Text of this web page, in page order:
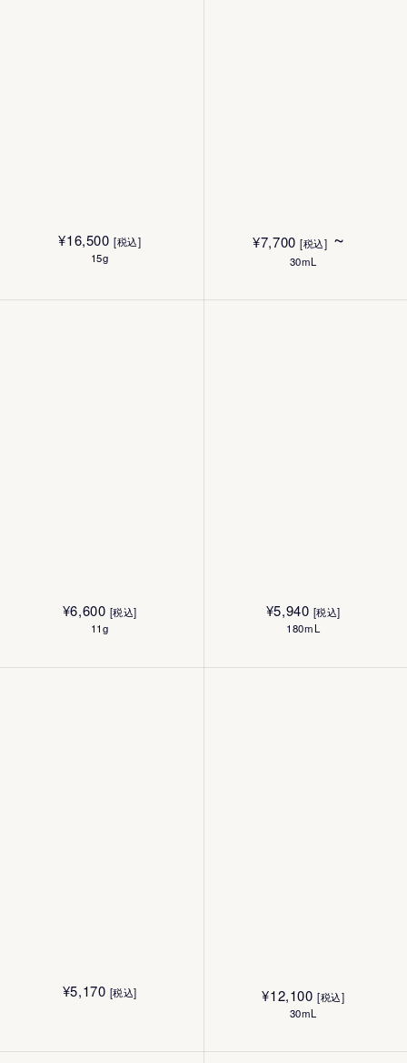
¥16,500 [税込]
15g
¥7,700 [税込] ~
30mL
¥6,600 [税込]
11g
¥5,940 [税込]
180mL
¥5,170 [税込] ¥12,100 [税込]
30mL